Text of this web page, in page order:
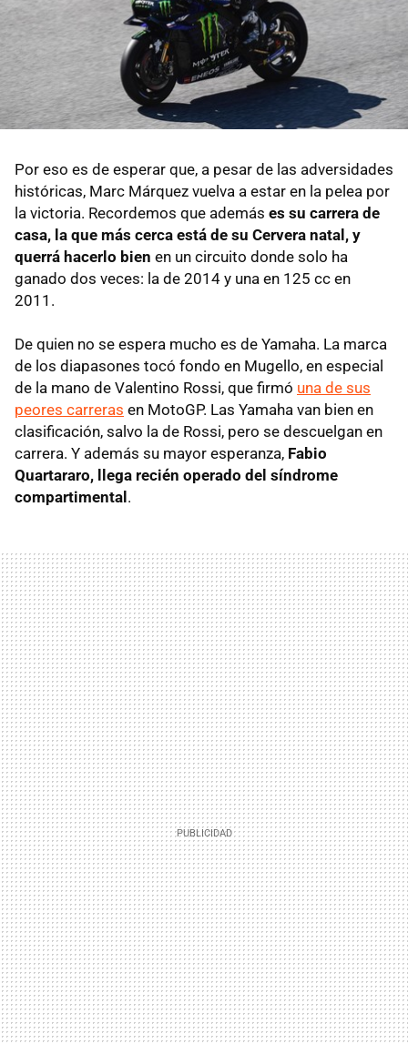
Por eso es de esperar que, a pesar de las adversidades
históricas, Marc Márquez vuelva a estar en la pelea por
la victoria. Recordemos que además es su carrera de
casa, la que más cerca está de su Cervera natal, y
querrá hacerlo bien en un circuito donde solo ha
ganado dos veces: la de 2014 y una en 125 cc en
2011.
De quien no se espera mucho es de Yamaha. La marca
de los diapasones tocó fondo en Mugello, en especial
de la mano de Valentino Rossi, que firmó una de sus
peores carreras en MotoGP. Las Yamaha van bien en
clasificación, salvo la de Rossi, pero se descuelgan en
carrera. Y además su mayor esperanza, Fabio
Quartararo, llega recién operado del síndrome
compartimental.